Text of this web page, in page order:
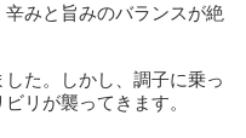
みと旨みのバランスが絶
た。しかし、調子に乗っ
リが襲ってきます。